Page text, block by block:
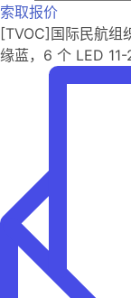
索取报价
[TVOC]国际民航组
缘蓝，6 个 LED